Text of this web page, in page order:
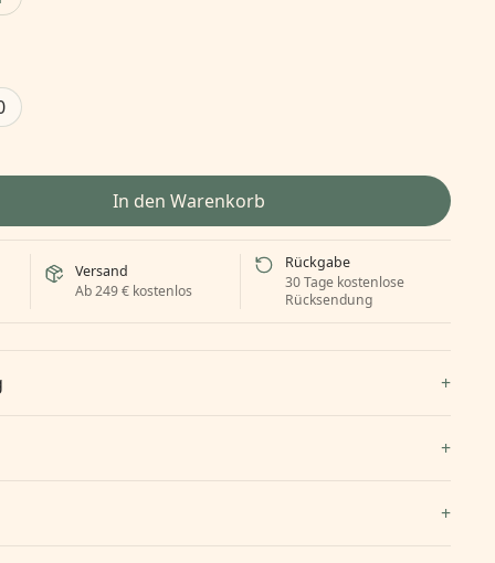
In den Warenkorb
Versand
Ab 249 € kostenlos
Rückgabe
30 Tage kostenlose
Rücksendung